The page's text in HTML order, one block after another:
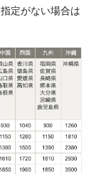
定がない場合は